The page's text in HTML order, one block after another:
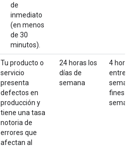
de
inmediato
(en menos
de 30
minutos).
Tu producto o
servicio
presenta
defectos en
producción y
tiene una tasa
notoria de
errores que
afectan al
24 horas los
días de
semana
4 horas
entre
fines